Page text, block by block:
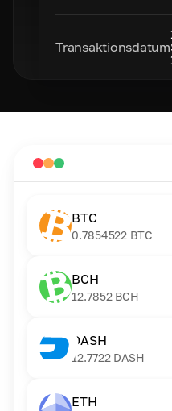
Transaktionsdatum
BTC
0.7854522 BTC
BCH
12.7852 BCH
DASH
12.7722 DASH
ETH